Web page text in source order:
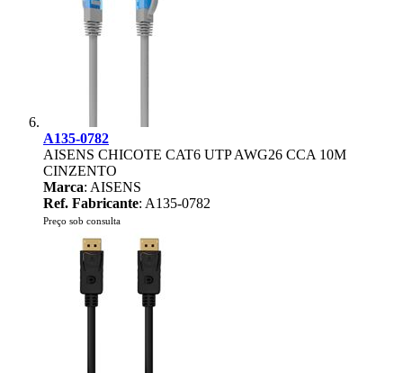
A135-0782
AISENS CHICOTE CAT6 UTP AWG26 CCA 10M
CINZENTO
Marca: AISENS
Ref. Fabricante: A135-0782
Preço sob consulta